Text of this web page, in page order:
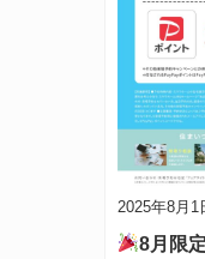
2025年8月1
8月限